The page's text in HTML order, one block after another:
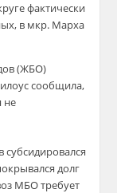
фактически
в мкр. Марха
(ЖБО)
сообщила,
не
долг
МБО требует